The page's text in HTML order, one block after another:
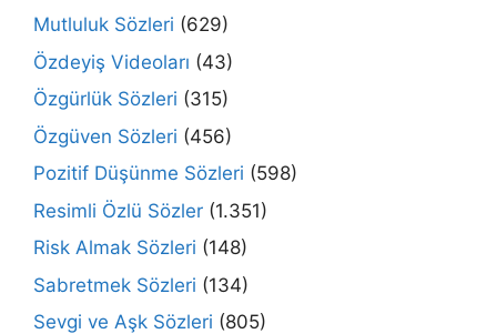
Mutluluk Sözleri (629)
Özdeyiş Videoları (43)
Özgürlük Sözleri (315)
Özgüven Sözleri (456)
Pozitif Düşünme Sözleri (598)
Resimli Özlü Sözler (1.351)
Risk Almak Sözleri (148)
Sabretmek Sözleri (134)
Sevgi ve Aşk Sözleri (805)